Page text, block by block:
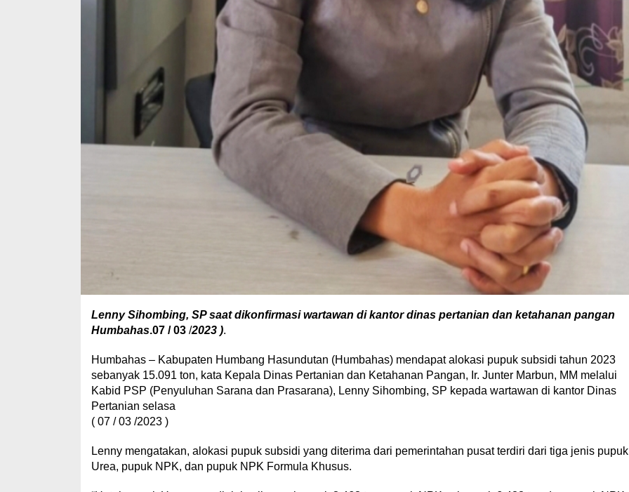
Lenny Sihombing, SP saat dikonfirmasi wartawan di kantor dinas pertanian dan ketahanan pangan
Humbahas.07 / 03/2023 ).
Humbahas – Kabupaten Humbang Hasundutan (Humbahas) mendapat alokasi pupuk subsidi tahun 2023
sebanyak 15.091 ton, kata Kepala Dinas Pertanian dan Ketahanan Pangan, Ir. Junter Marbun, MM melalui
Kabid PSP (Penyuluhan Sarana dan Prasarana), Lenny Sihombing, SP kepada wartawan di kantor Dinas
Pertanian selasa
( 07 / 03 /2023 )
Lenny mengatakan, alokasi pupuk subsidi yang diterima dari pemerintahan pusat terdiri dari tiga jenis pupuk
Urea, pupuk NPK, dan pupuk NPK Formula Khusus.